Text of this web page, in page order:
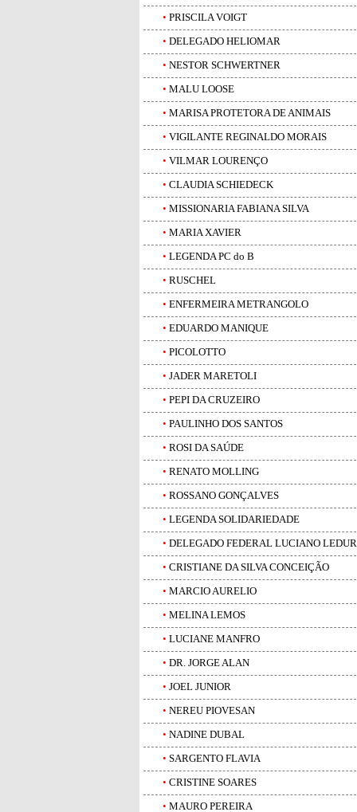
• PRISCILA VOIGT
• DELEGADO HELIOMAR
• NESTOR SCHWERTNER
• MALU LOOSE
• MARISA PROTETORA DE ANIMAIS
• VIGILANTE REGINALDO MORAIS
• VILMAR LOURENÇO
• CLAUDIA SCHIEDECK
• MISSIONARIA FABIANA SILVA
• MARIA XAVIER
• LEGENDA PC do B
• RUSCHEL
• ENFERMEIRA METRANGOLO
• EDUARDO MANIQUE
• PICOLOTTO
• JADER MARETOLI
• PEPI DA CRUZEIRO
• PAULINHO DOS SANTOS
• ROSI DA SAÚDE
• RENATO MOLLING
• ROSSANO GONÇALVES
• LEGENDA SOLIDARIEDADE
• DELEGADO FEDERAL LUCIANO LEDUR
• CRISTIANE DA SILVA CONCEIÇÃO
• MARCIO AURELIO
• MELINA LEMOS
• LUCIANE MANFRO
• DR. JORGE ALAN
• JOEL JUNIOR
• NEREU PIOVESAN
• NADINE DUBAL
• SARGENTO FLAVIA
• CRISTINE SOARES
• MAURO PEREIRA